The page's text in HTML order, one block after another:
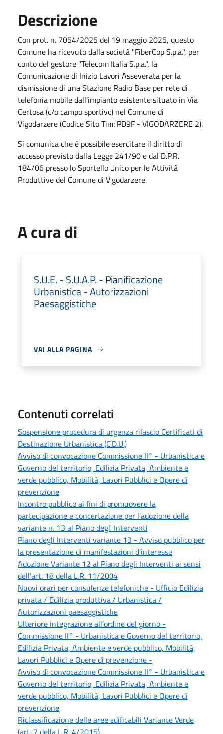
Descrizione
Con prot. n. 7054/2025 del 19 maggio 2025, questo
Comune ha ricevuto dalla società "FiberCop S.p.a.", per
conto del gestore "Telecom Italia S.p.a.", la
Comunicazione di Inizio Lavori Asseverata per la
dismissione di una Stazione Radio Base per rete di
telefonia mobile dall'impianto esistente situato in Via
Certosa (c/o campo sportivo) nel Comune di
Vigodarzere (Codice Sito Tim: PD9F - VIGODARZERE 2).
Si comunica che è possibile esercitare il diritto di
accesso previsto dalla Legge 241/90 e dal D.P.R.
184/06 presso lo Sportello Unico per le Attività
Produttive del Comune di Vigodarzere.
A cura di
S.U.E. - S.U.A.P. - Pianificazione
Urbanistica - Autorizzazioni
Paesaggistiche
VAI ALLA PAGINA
Contenuti correlati
Sospensione procedura di urgenza rilascio Certificati di
Destinazione Urbanistica (C.D.U.)
Avviso di convocazione Commissione II° - Urbanistica e
Governo del territorio, Edilizia Privata, Ambiente e
verde pubblico, Mobilità, Lavori Pubblici e Opere di
prevenzione
Incontro pubblico ai fini di promuovere la
partecipazione e concertazione per l'adozione della
variante n. 13 al Piano degli Interventi
Piano degli Interventi variante 13 - Avviso pubblico per
la presentazione di manifestazioni d'interesse
Adozione Variante 12 al Piano degli Interventi ai sensi
dell'art. 18 della L.R. 11/2004
Nuovi orari per consulenze telefoniche - Ufficio Edilizia
privata / Edilizia produttiva / Urbanistica /
Autorizzazioni paesaggistiche
Ulteriore integrazione all’ordine del giorno -
Commissione II° - Urbanistica e Governo del territorio,
Edilizia Privata, Ambiente e verde pubblico, Mobilità,
Lavori Pubblici e Opere di prevenzione -
Avviso di convocazione Commissione II° - Urbanistica e
Governo del territorio, Edilizia Privata, Ambiente e
verde pubblico, Mobilità, Lavori Pubblici e Opere di
prevenzione
Riclassificazione delle aree edificabili Variante Verde
(art. 7 della L.R. 4/2015)